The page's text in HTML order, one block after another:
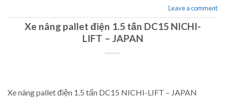
Leave a comment
Xe nâng pallet điện 1.5 tấn DC15 NICHI-
LIFT – JAPAN
Xe nâng pallet điện 1.5 tấn DC15 NICHI-LIFT – JAPAN